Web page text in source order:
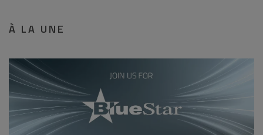
À LA UNE